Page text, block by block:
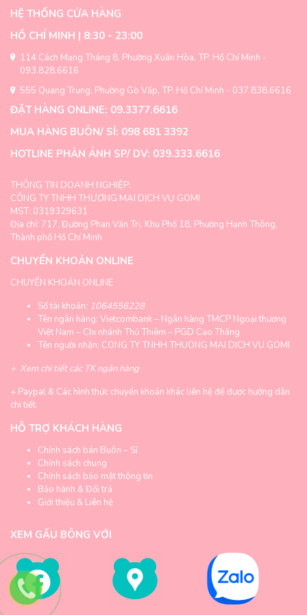
Các
tùy
chọn
có
chọn
trên
sản
phẩm
có
chọn
HỆ THỐNG CỬA HÀNG
HỒ CHÍ MINH | 8:30 - 23:00
114 Cách Mạng Tháng 8, Phường Xuân Hòa, TP. Hồ Chí Minh -
093.828.6616
555 Quang Trung, Phường Gò Vấp, TP. Hồ Chí Minh - 037.838.6616
ĐẶT HÀNG ONLINE: 09.3377.6616
MUA HÀNG BUÔN/ SỈ: 098 681 3392
HOTLINE PHẢN ÁNH SP/ DV: 039.333.6616
THÔNG TIN DOANH NGHIỆP:
CÔNG TY TNHH THƯƠNG MẠI DỊCH VỤ GOMI
MST: 0319329631
Địa chỉ: 717, Đường Phan Văn Trị, Khu Phố 18, Phường Hạnh Thông,
Thành phố Hồ Chí Minh
CHUYỂN KHOẢN ONLINE
CHUYỂN KHOẢN ONLINE
Số tài khoản: 1064556228
Tên ngân hàng: Vietcombank – Ngân hàng TMCP Ngoại thương
Việt Nam – Chi nhánh Thủ Thiêm – PGD Cao Thắng
Tên người nhận: CONG TY TNHH THUONG MAI DICH VU GOMI
+ Xem chi tiết các TK ngân hàng
+ Paypal & Các hình thức chuyển khoản khác liên hệ để được hướng dẫn
chi tiết.
HỖ TRỢ KHÁCH HÀNG
Chính sách bán Buôn – Sỉ
Chính sách chung
Chính sách bảo mật thông tin
Bảo hành & Đổi trả
Giới thiệu & Liên hệ
XEM GẤU BÔNG VỚI